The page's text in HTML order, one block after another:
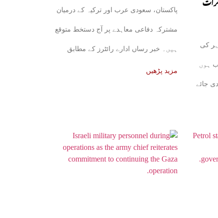
جائے
کی
ہوں
جائے
پاکستان، سعودی عرب اور ترکیہ کے درمیان
مشترکہ دفاعی معاہدے پر آج دستخط متوقع
ہیں۔ خبر رساں ادارے رائٹرز کے مطابق
علاقائی ذرائع نے بتایا
مزید پڑھیں